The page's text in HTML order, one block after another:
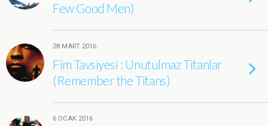
Few Good Men)
28 MART 2016
Fim Tavsiyesi : Unutulmaz Titanlar
(Remember the Titans)
6 OCAK 2016